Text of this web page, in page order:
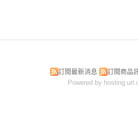
訂閱最新消息 訂閱商品
Powered by